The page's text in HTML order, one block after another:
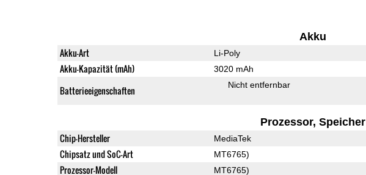
Akku
Akku-Art Li-Poly
Akku-Kapazität (mAh) 3020 mAh
Batterieeigenschaften Nicht entfernbar
Prozessor, Speicher
Chip-Hersteller MediaTek
Chipsatz und SoC-Art MT6765)
Prozessor-Modell MT6765)